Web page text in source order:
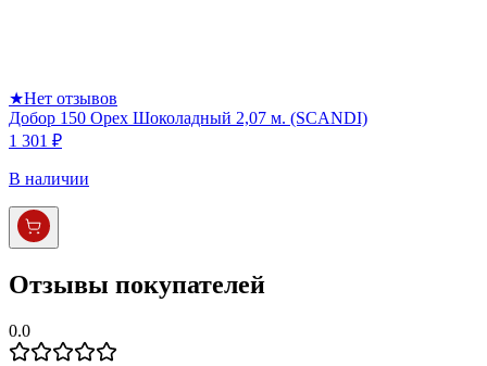
★Нет отзывов
Добор 150 Орех Шоколадный 2,07 м. (SCANDI)
1 301 ₽
В наличии
Отзывы покупателей
0.0